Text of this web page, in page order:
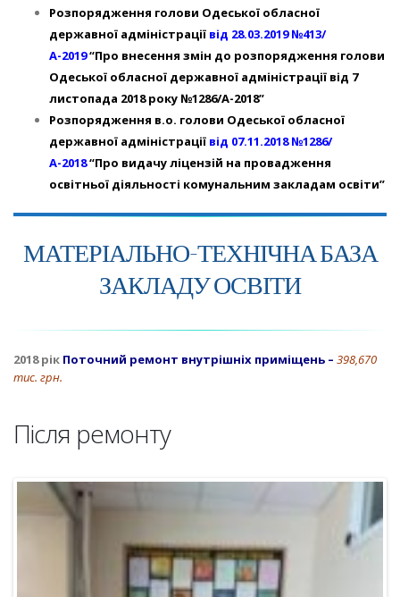
Розпорядження голови Одеської обласної
державної адміністрації від 28.03.2019 №413/
А-2019“Про внесення змін до розпорядження голови
Одеської обласної державної адміністрації від 7
листопада 2018 року №1286/А-2018”
Розпорядження в.о. голови Одеської обласної
державної адміністрації від 07.11.2018 №1286/
А-2018“Про видачу ліцензій на провадження
освітньої діяльності комунальним закладам освіти”
МАТЕРІАЛЬНО-ТЕХНІЧНА БАЗА
ЗАКЛАДУ ОСВІТИ
2018 рік Поточний ремонт внутрішніх приміщень – 398,670
тис. грн.
Після ремонту